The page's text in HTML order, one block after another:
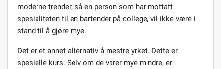
moderne trender, så en person som har mottatt
spesialiteten til en bartender på college, vil ikke være i
stand til å gjøre mye.
Det er et annet alternativ å mestre yrket. Dette er
spesielle kurs. Selv om de varer mye mindre, er